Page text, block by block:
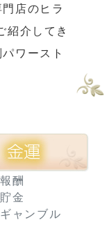
店のヒラ
紹介してき
ワースト
酬
金
ャンブル